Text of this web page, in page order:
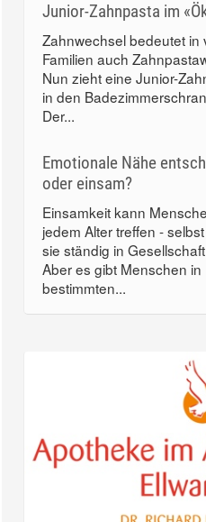
Junior-Zahnpasta im
Zahnwechsel bedeutet in
Familien auch
Nun zieht eine Junior-
in den
Der...
Emotionale Nähe
oder einsam?
Einsamkeit kann
jedem Alter treffen -
sie ständig in
Aber es gibt Menschen in
bestimmten...